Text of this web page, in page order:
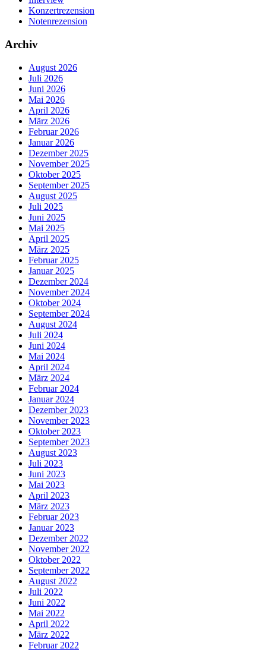
Konzertrezension
Notenrezension
Archiv
August 2026
Juli 2026
Juni 2026
Mai 2026
April 2026
März 2026
Februar 2026
Januar 2026
Dezember 2025
November 2025
Oktober 2025
September 2025
August 2025
Juli 2025
Juni 2025
Mai 2025
April 2025
März 2025
Februar 2025
Januar 2025
Dezember 2024
November 2024
Oktober 2024
September 2024
August 2024
Juli 2024
Juni 2024
Mai 2024
April 2024
März 2024
Februar 2024
Januar 2024
Dezember 2023
November 2023
Oktober 2023
September 2023
August 2023
Juli 2023
Juni 2023
Mai 2023
April 2023
März 2023
Februar 2023
Januar 2023
Dezember 2022
November 2022
Oktober 2022
September 2022
August 2022
Juli 2022
Juni 2022
Mai 2022
April 2022
März 2022
Februar 2022